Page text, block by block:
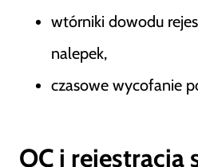
wtórniki dowodu
nalepek,
czasowe wycofanie
OC i rejestracja